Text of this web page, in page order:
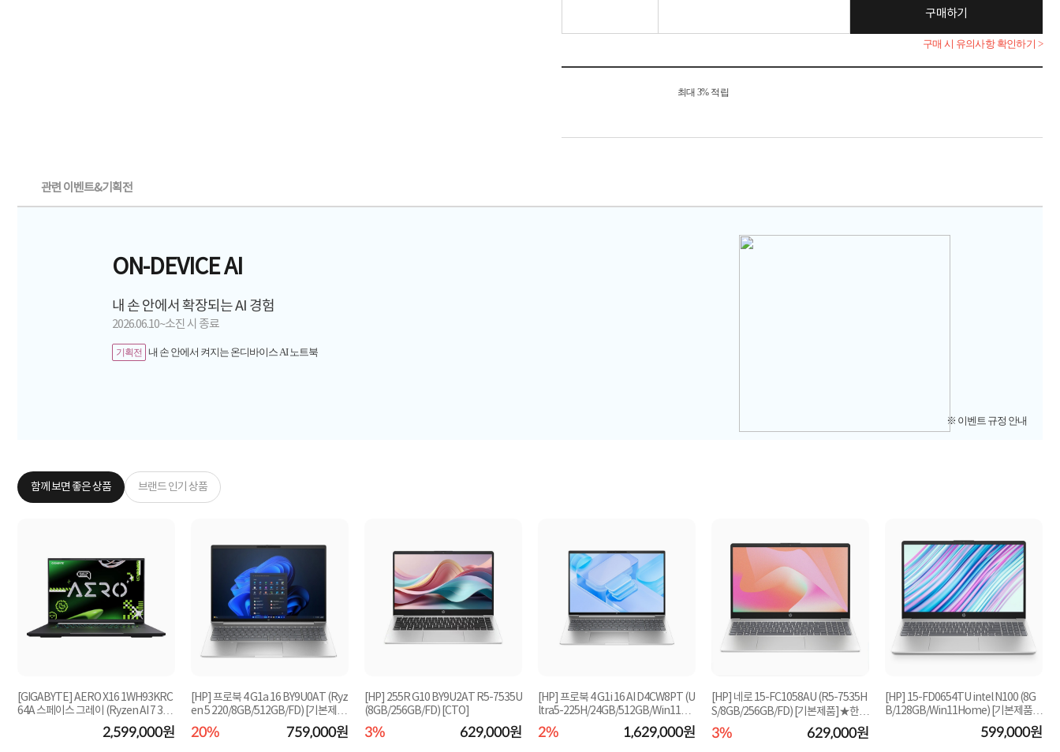
구매하기
구매 시 유의사항 확인하기 >
최대 3% 적립
관련 이벤트&기획전
ON-DEVICE AI
내 손 안에서 확장되는 AI 경험
2026.06.10~소진 시 종료
기획전 내 손 안에서 켜지는 온디바이스 AI 노트북
※ 이벤트 규정 안내
함께 보면 좋은 상품 브랜드 인기 상품
[GIGABYTE] AERO X16 1WH93KRC
64A 스페이스 그레이 (Ryzen AI 7 35
0/32GB/1TB/RTX5070...2,599,000원
[HP] 프로북 4 G1a 16 BY9U0AT (Ryz
en 5 220/8GB/512GB/FD) [기본제
품]★컴퓨존 단독...
20% 759,000원
[HP] 255R G10 BY9U2AT R5-7535U
(8GB/256GB/FD) [CTO]
3% 629,000원
[HP] 프로북 4 G1i 16 AI D4CW8PT (U
ltra5-225H/24GB/512GB/Win11Pr
o) [기본제품]★...
2% 1,629,000원
[HP] 네로 15-FC1058AU (R5-7535H
S/8GB/256GB/FD) [기본제품]★한정
수량! 즉시할인★
3% 629,000원
[HP] 15-FD0654TU intel N100 (8G
B/128GB/Win11Home) [기본제품]
599,000원